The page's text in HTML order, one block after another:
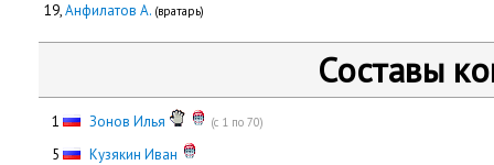
19,Анфилатов А. (вратарь)
Составы
1 Зонов Илья (с 1 по 70)
5
Кузякин Иван